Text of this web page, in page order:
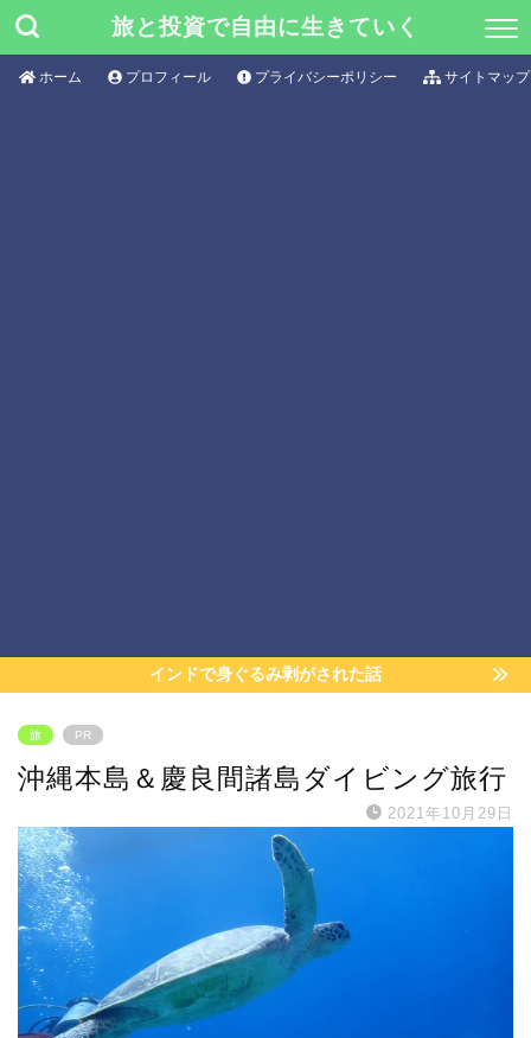
旅と投資で自由に生きていく
ホーム プロフィール プライバシーポリシー サイトマップ
インドで身ぐるみ剥がされた話
旅 PR
沖縄本島＆慶良間諸島ダイビング旅行
2021年10月29日